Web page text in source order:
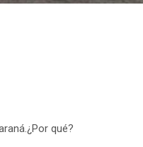
qué?